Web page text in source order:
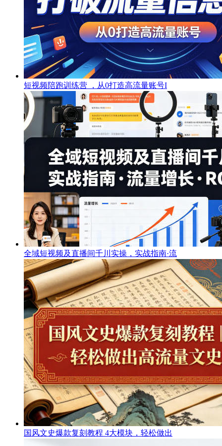
短视频陪跑训练营 ，从0打造高流量账号I
全域短视频及直播间千川实操，实战指南·流
国风文史爆款复刻教程 4大模块，轻松做出